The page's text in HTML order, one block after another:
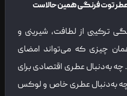
عطر توت فرنگی همین حالاست
ترکیبی از لطافت، شیرینی و
چیزی که می‌تواند امضای
به‌دنبال عطری اقتصادی برای
چه به‌دنبال عطری خاص و لوکس